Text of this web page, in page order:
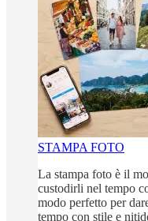
STAMPA FOTO
La stampa foto è il
custodirli nel tempo
modo perfetto per
tempo con stile e